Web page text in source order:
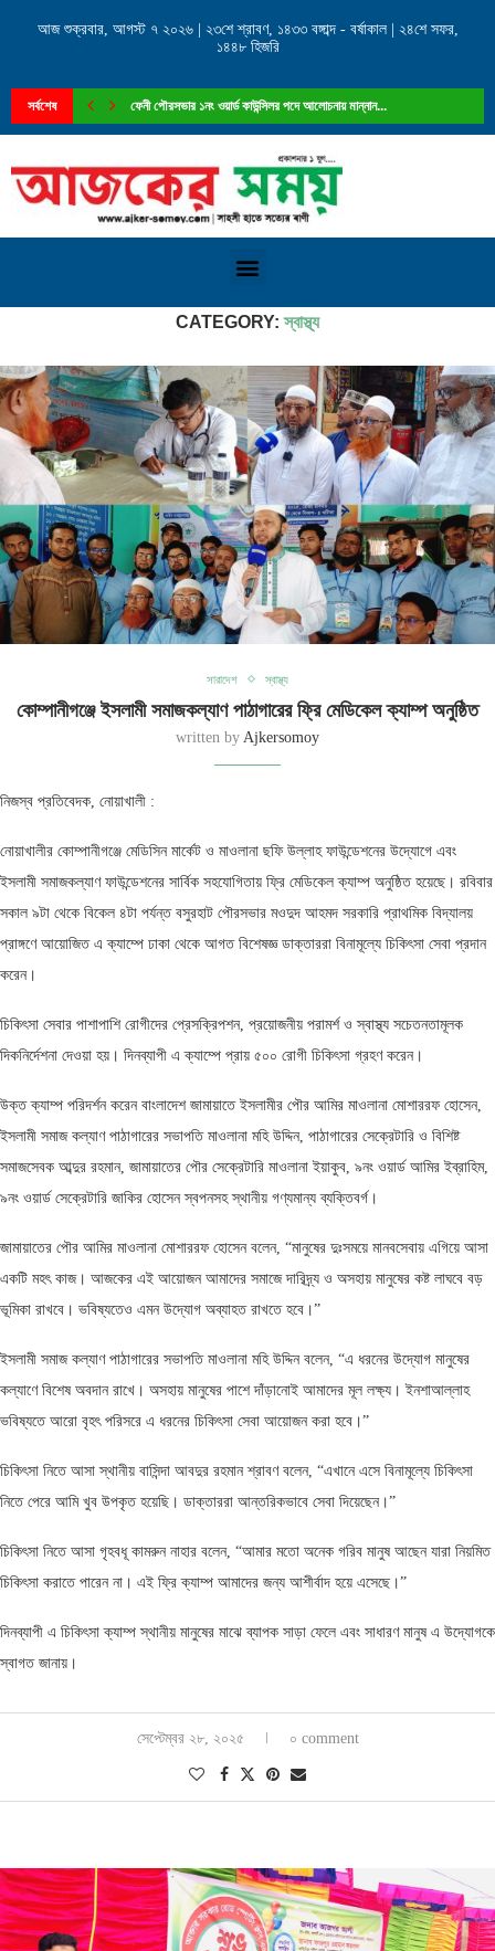
আজ শুক্রবার, আগস্ট ৭ ২০২৬ | ২৩শে শ্রাবণ, ১৪৩৩ বঙ্গাব্দ - বর্ষাকাল | ২৪শে সফর,
১৪৪৮ হিজরি
সর্বশেষ ফেনী পৌরসভার ১নং ওয়ার্ড কাউন্সিলর পদে আলোচনায় মান্নান...
CATEGORY: স্বাস্থ্য
সারাদেশ স্বাস্থ্য
কোম্পানীগঞ্জে ইসলামী সমাজকল্যাণ পাঠাগারের ফ্রি মেডিকেল ক্যাম্প অনুষ্ঠিত
written by Ajkersomoy
নিজস্ব প্রতিবেদক, নোয়াখালী :
নোয়াখালীর কোম্পানীগঞ্জে মেডিসিন মার্কেট ও মাওলানা ছফি উল্লাহ ফাউন্ডেশনের উদ্যোগে এবং
ইসলামী সমাজকল্যাণ ফাউন্ডেশনের সার্বিক সহযোগিতায় ফ্রি মেডিকেল ক্যাম্প অনুষ্ঠিত হয়েছে। রবিবার
সকাল ৯টা থেকে বিকেল ৪টা পর্যন্ত বসুরহাট পৌরসভার মওদুদ আহমদ সরকারি প্রাথমিক বিদ্যালয়
প্রাঙ্গণে আয়োজিত এ ক্যাম্পে ঢাকা থেকে আগত বিশেষজ্ঞ ডাক্তাররা বিনামূল্যে চিকিৎসা সেবা প্রদান
করেন।
চিকিৎসা সেবার পাশাপাশি রোগীদের প্রেসক্রিপশন, প্রয়োজনীয় পরামর্শ ও স্বাস্থ্য সচেতনতামূলক
দিকনির্দেশনা দেওয়া হয়। দিনব্যাপী এ ক্যাম্পে প্রায় ৫০০ রোগী চিকিৎসা গ্রহণ করেন।
উক্ত ক্যাম্প পরিদর্শন করেন বাংলাদেশ জামায়াতে ইসলামীর পৌর আমির মাওলানা মোশাররফ হোসেন,
ইসলামী সমাজ কল্যাণ পাঠাগারের সভাপতি মাওলানা মহি উদ্দিন, পাঠাগারের সেক্রেটারি ও বিশিষ্ট
সমাজসেবক আব্দুর রহমান, জামায়াতের পৌর সেক্রেটারি মাওলানা ইয়াকুব, ৯নং ওয়ার্ড আমির ইব্রাহিম,
৯নং ওয়ার্ড সেক্রেটারি জাকির হোসেন স্বপনসহ স্থানীয় গণ্যমান্য ব্যক্তিবর্গ।
জামায়াতের পৌর আমির মাওলানা মোশাররফ হোসেন বলেন, “মানুষের দুঃসময়ে মানবসেবায় এগিয়ে আসা
একটি মহৎ কাজ। আজকের এই আয়োজন আমাদের সমাজে দারিদ্র্য ও অসহায় মানুষের কষ্ট লাঘবে বড়
ভূমিকা রাখবে। ভবিষ্যতেও এমন উদ্যোগ অব্যাহত রাখতে হবে।”
ইসলামী সমাজ কল্যাণ পাঠাগারের সভাপতি মাওলানা মহি উদ্দিন বলেন, “এ ধরনের উদ্যোগ মানুষের
কল্যাণে বিশেষ অবদান রাখে। অসহায় মানুষের পাশে দাঁড়ানোই আমাদের মূল লক্ষ্য। ইনশাআল্লাহ
ভবিষ্যতে আরো বৃহৎ পরিসরে এ ধরনের চিকিৎসা সেবা আয়োজন করা হবে।”
চিকিৎসা নিতে আসা স্থানীয় বাসিন্দা আবদুর রহমান শ্রাবণ বলেন, “এখানে এসে বিনামূল্যে চিকিৎসা
নিতে পেরে আমি খুব উপকৃত হয়েছি। ডাক্তাররা আন্তরিকভাবে সেবা দিয়েছেন।”
চিকিৎসা নিতে আসা গৃহবধূ কামরুন নাহার বলেন, “আমার মতো অনেক গরিব মানুষ আছেন যারা নিয়মিত
চিকিৎসা করাতে পারেন না। এই ফ্রি ক্যাম্প আমাদের জন্য আশীর্বাদ হয়ে এসেছে।”
দিনব্যাপী এ চিকিৎসা ক্যাম্প স্থানীয় মানুষের মাঝে ব্যাপক সাড়া ফেলে এবং সাধারণ মানুষ এ উদ্যোগকে
স্বাগত জানায়।
সেপ্টেম্বর ২৮, ২০২৫ ০ comment